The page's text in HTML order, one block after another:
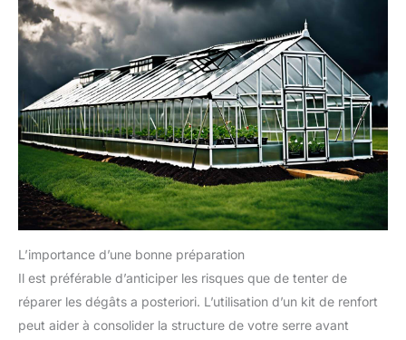
L’importance d’une bonne préparation
Il est préférable d’anticiper les risques que de tenter de
réparer les dégâts a posteriori. L’utilisation d’un kit de renfort
peut aider à consolider la structure de votre serre avant